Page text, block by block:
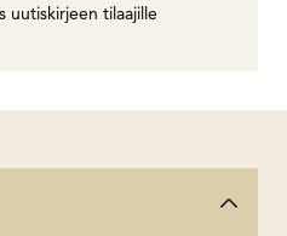
uutiskirjeen tilaajille